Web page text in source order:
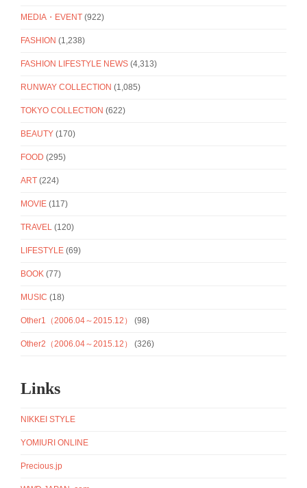
MEDIA・EVENT (922)
FASHION (1,238)
FASHION LIFESTYLE NEWS (4,313)
RUNWAY COLLECTION (1,085)
TOKYO COLLECTION (622)
BEAUTY (170)
FOOD (295)
ART (224)
MOVIE (117)
TRAVEL (120)
LIFESTYLE (69)
BOOK (77)
MUSIC (18)
Other1（2006.04～2015.12） (98)
Other2（2006.04～2015.12） (326)
Links
NIKKEI STYLE
YOMIURI ONLINE
Precious.jp